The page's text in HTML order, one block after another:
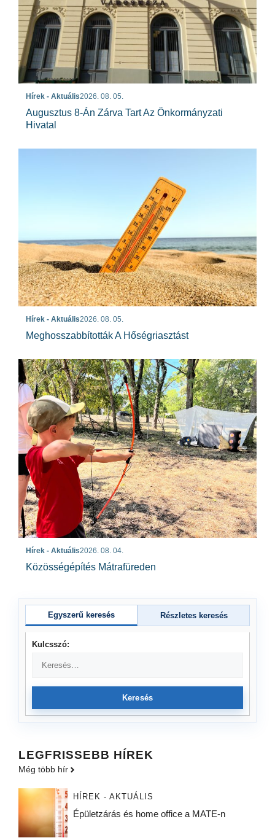
Hírek - Aktuális2026. 08. 05.
Augusztus 8-Án Zárva Tart Az Önkormányzati
Hivatal
Hírek - Aktuális2026. 08. 05.
Meghosszabbították A Hőségriasztást
Hírek - Aktuális2026. 08. 04.
Közösségépítés Mátrafüreden
Egyszerű keresés Részletes keresés
Kulcsszó:
Keresés
LEGFRISSEBB HÍREK
Még több hír
HÍREK - AKTUÁLIS
Épületzárás és home office a MATE-n